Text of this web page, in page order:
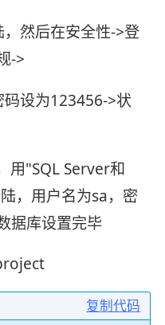
然后在安全性->登
->
设为123456->状
"SQL Server和
，用户名为sa，密
据库设置完毕
复制代码